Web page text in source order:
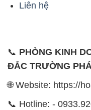
Liên hệ
📞 PHÒNG KINH
ĐẮC TRƯỜNG
🌐 Website: https://
📞 Hotline: -